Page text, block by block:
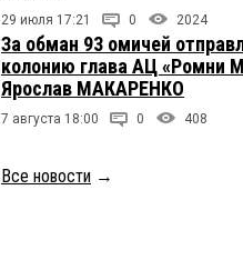
29 июля 17:21 0 2024
За обман 93 омичей
колонию глава АЦ «Ромни
Ярослав МАКАРЕНКО
7 августа 18:00 0 408
Все новости →